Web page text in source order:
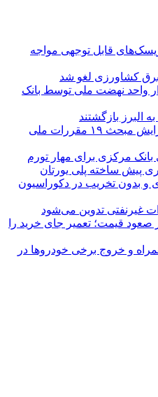
ریسک‌های قابل توجهی مواجه
برق کشاورزی لغو شد
مالی بیش از ۳۹۶ هزار واحد نهضت ملی توسط بانک
تمدید اجرای همزمان دو ویرایش مبحث ۱۹ مقررات ملی
بانک مرکزی برای مهار تورم
پیش ساخته پلی یورتان
و بدون تخریب در دکوراسیون
غیرنفتی تدوین می‌شود
قیمت؛ تعمیر جای خرید را
و خروج برخی خودروها در